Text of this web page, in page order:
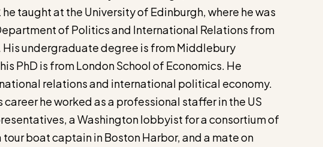
taught at the University of Edinburgh, where he was
of Politics and International Relations from
His undergraduate degree is from Middlebury
PhD is from London School of Economics. He
relations and international political economy.
career he worked as a professional staffer in the US
a Washington lobbyist for a consortium of
tour boat captain in Boston Harbor, and a mate on